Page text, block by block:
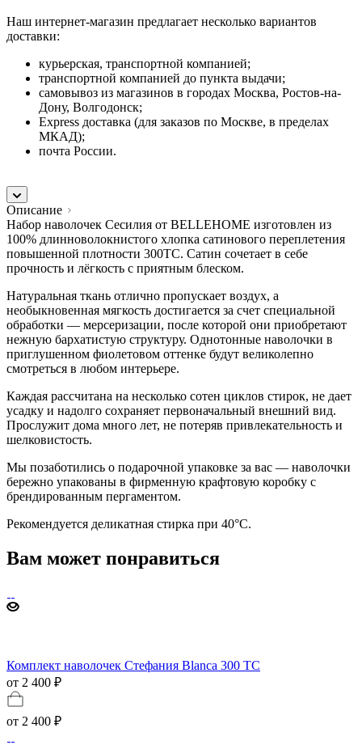
Наш интернет-магазин предлагает несколько вариантов
доставки:
курьерская, транспортной компанией;
транспортной компанией до пункта выдачи;
самовывоз из магазинов в городах Москва, Ростов-на-
Дону, Волгодонск;
Express доставка (для заказов по Москве, в пределах
МКАД);
почта России.
Описание
Набор наволочек Сесилия от BELLEHOME изготовлен из
100% длинноволокнистого хлопка сатинового переплетения
повышенной плотности 300TC. Сатин сочетает в себе
прочность и лёгкость с приятным блеском.
Натуральная ткань отлично пропускает воздух, а
необыкновенная мягкость достигается за счет специальной
обработки — мерсеризации, после которой они приобретают
нежную бархатистую структуру. Однотонные наволочки в
приглушенном фиолетовом оттенке будут великолепно
смотреться в любом интерьере.
Каждая рассчитана на несколько сотен циклов стирок, не дает
усадку и надолго сохраняет первоначальный внешний вид.
Прослужит дома много лет, не потеряв привлекательность и
шелковистость.
Мы позаботились о подарочной упаковке за вас — наволочки
бережно упакованы в фирменную крафтовую коробку с
брендированным пергаментом.
Рекомендуется деликатная стирка при 40°С.
Вам может понравиться
Комплект наволочек Стефания Blanca 300 TC
от 2 400 ₽
от 2 400 ₽